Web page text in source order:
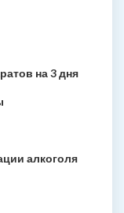
на 3 дня
алкоголя